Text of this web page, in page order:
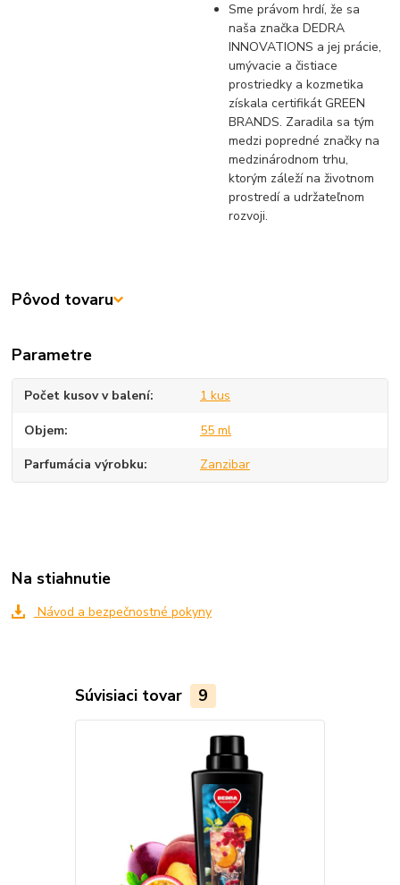
Sme právom hrdí, že sa
naša značka DEDRA
INNOVATIONS a jej prácie,
umývacie a čistiace
prostriedky a kozmetika
získala certifikát GREEN
BRANDS. Zaradila sa tým
medzi popredné značky na
medzinárodnom trhu,
ktorým záleží na životnom
prostredí a udržateľnom
rozvoji.
Pôvod tovaru
Parametre
Počet kusov v balení 1 kus
Objem 55 ml
Parfumácia výrobku Zanzibar
Na stiahnutie
Návod a bezpečnostné pokyny
Súvisiaci tovar 9